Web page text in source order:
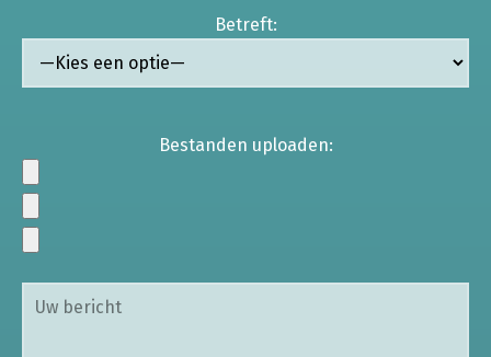
Betreft:
Bestanden uploaden: